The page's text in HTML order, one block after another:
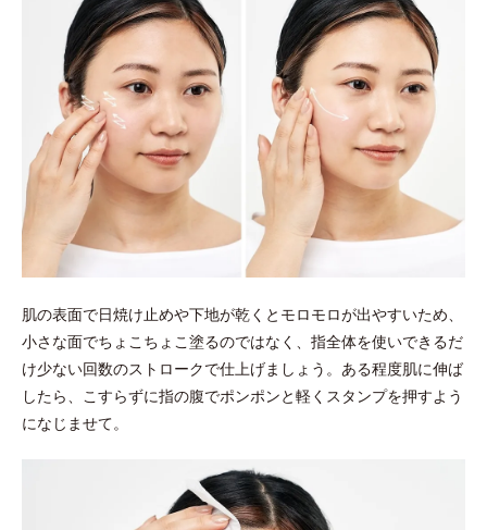
肌の表面で日焼け止めや下地が乾くとモロモロが出やすいため、
小さな面でちょこちょこ塗るのではなく、指全体を使いできるだ
け少ない回数のストロークで仕上げましょう。ある程度肌に伸ば
したら、こすらずに指の腹でポンポンと軽くスタンプを押すよう
になじませて。